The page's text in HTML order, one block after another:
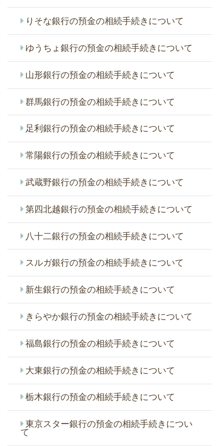
りそな銀行の預金の相続手続きについて
ゆうちょ銀行の預金の相続手続きについて
山形銀行の預金の相続手続きについて
群馬銀行の預金の相続手続きについて
足利銀行の預金の相続手続きについて
常陽銀行の預金の相続手続きについて
武蔵野銀行の預金の相続手続きについて
第四北越銀行の預金の相続手続きについて
八十二銀行の預金の相続手続きについて
スルガ銀行の預金の相続手続きについて
新生銀行の預金の相続手続きについて
きらやか銀行の預金の相続手続きについて
福島銀行の預金の相続手続きについて
大東銀行の預金の相続手続きについて
栃木銀行の預金の相続手続きについて
東京スター銀行の預金の相続手続きについ
て